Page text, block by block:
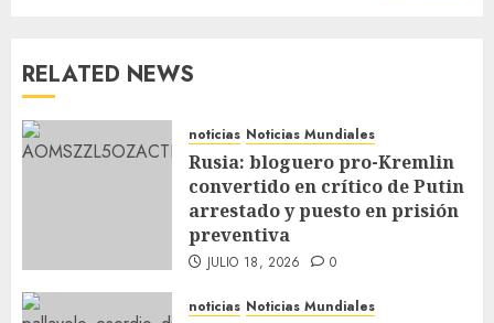
RELATED NEWS
noticias Noticias Mundiales
Rusia: bloguero pro-Kremlin
convertido en crítico de Putin
arrestado y puesto en prisión
preventiva
JULIO 18, 2026 0
noticias Noticias Mundiales